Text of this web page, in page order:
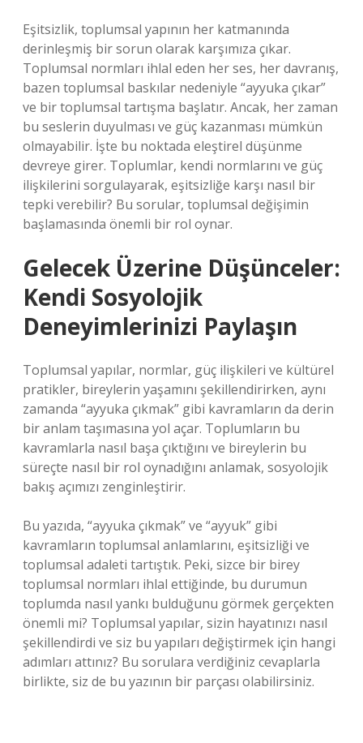
Eşitsizlik, toplumsal yapının her katmanında
derinleşmiş bir sorun olarak karşımıza çıkar.
Toplumsal normları ihlal eden her ses, her davranış,
bazen toplumsal baskılar nedeniyle “ayyuka çıkar”
ve bir toplumsal tartışma başlatır. Ancak, her zaman
bu seslerin duyulması ve güç kazanması mümkün
olmayabilir. İşte bu noktada eleştirel düşünme
devreye girer. Toplumlar, kendi normlarını ve güç
ilişkilerini sorgulayarak, eşitsizliğe karşı nasıl bir
tepki verebilir? Bu sorular, toplumsal değişimin
başlamasında önemli bir rol oynar.
Gelecek Üzerine Düşünceler:
Kendi Sosyolojik
Deneyimlerinizi Paylaşın
Toplumsal yapılar, normlar, güç ilişkileri ve kültürel
pratikler, bireylerin yaşamını şekillendirirken, aynı
zamanda “ayyuka çıkmak” gibi kavramların da derin
bir anlam taşımasına yol açar. Toplumların bu
kavramlarla nasıl başa çıktığını ve bireylerin bu
süreçte nasıl bir rol oynadığını anlamak, sosyolojik
bakış açımızı zenginleştirir.
Bu yazıda, “ayyuka çıkmak” ve “ayyuk” gibi
kavramların toplumsal anlamlarını, eşitsizliği ve
toplumsal adaleti tartıştık. Peki, sizce bir birey
toplumsal normları ihlal ettiğinde, bu durumun
toplumda nasıl yankı bulduğunu görmek gerçekten
önemli mi? Toplumsal yapılar, sizin hayatınızı nasıl
şekillendirdi ve siz bu yapıları değiştirmek için hangi
adımları attınız? Bu sorulara verdiğiniz cevaplarla
birlikte, siz de bu yazının bir parçası olabilirsiniz.